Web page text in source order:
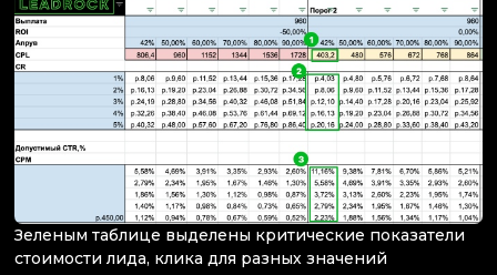
Зеленым таблице выделены критические показатели
стоимости лида, клика для разных значений